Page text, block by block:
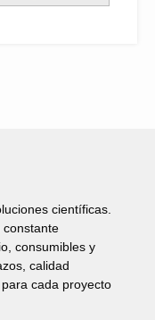
científicas.
constante
consumibles y
calidad
cada proyecto